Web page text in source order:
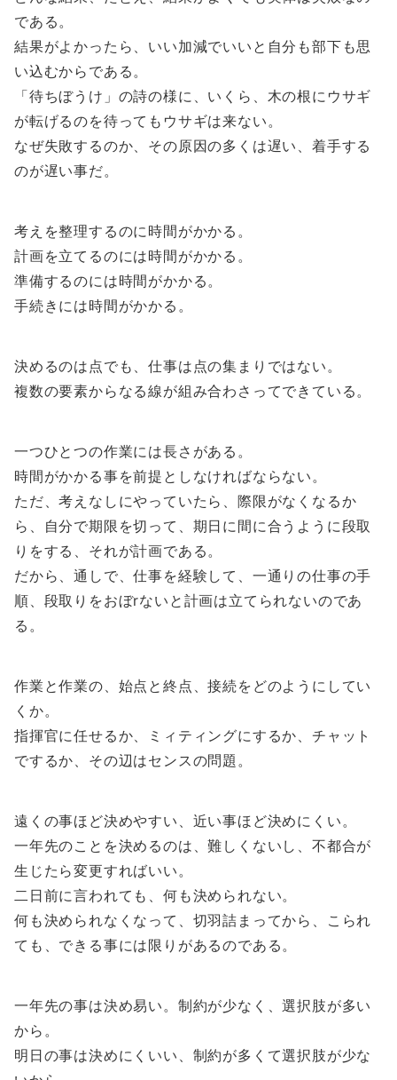
である。
結果がよかったら、いい加減でいいと自分も部下も思
い込むからである。
「待ちぼうけ」の詩の様に、いくら、木の根にウサギ
が転げるのを待ってもウサギは来ない。
なぜ失敗するのか、その原因の多くは遅い、着手する
のが遅い事だ。
考えを整理するのに時間がかかる。
計画を立てるのには時間がかかる。
準備するのには時間がかかる。
手続きには時間がかかる。
決めるのは点でも、仕事は点の集まりではない。
複数の要素からなる線が組み合わさってできている。
一つひとつの作業には長さがある。
時間がかかる事を前提としなければならない。
ただ、考えなしにやっていたら、際限がなくなるか
ら、自分で期限を切って、期日に間に合うように段取
りをする、それが計画である。
だから、通しで、仕事を経験して、一通りの仕事の手
順、段取りをおぼrないと計画は立てられないのであ
る。
作業と作業の、始点と終点、接続をどのようにしてい
くか。
指揮官に任せるか、ミィティングにするか、チャット
でするか、その辺はセンスの問題。
遠くの事ほど決めやすい、近い事ほど決めにくい。
一年先のことを決めるのは、難しくないし、不都合が
生じたら変更すればいい。
二日前に言われても、何も決められない。
何も決められなくなって、切羽詰まってから、こられ
ても、できる事には限りがあるのである。
一年先の事は決め易い。制約が少なく、選択肢が多い
から。
明日の事は決めにくいい、制約が多くて選択肢が少な